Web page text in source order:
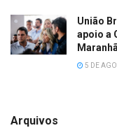
União
apoio a
5 DE
Arquivos